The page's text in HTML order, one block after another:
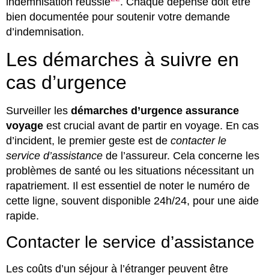
bien documentée pour soutenir votre demande
d’indemnisation.
Les démarches à suivre en
cas d’urgence
Surveiller les démarches d’urgence assurance
voyage est crucial avant de partir en voyage. En cas
d’incident, le premier geste est de contacter le
service d’assistance de l’assureur. Cela concerne les
problèmes de santé ou les situations nécessitant un
rapatriement. Il est essentiel de noter le numéro de
cette ligne, souvent disponible 24h/24, pour une aide
rapide.
Contacter le service d’assistance
Les coûts d’un séjour à l’étranger peuvent être